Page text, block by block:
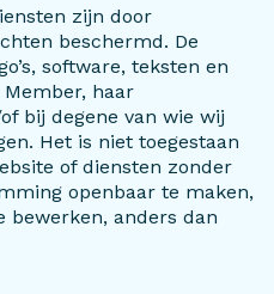
zijn door
beschermd. De
software, teksten en
haar
bij degene van wie wij
Het is niet toegestaan
of diensten zonder
openbaar te maken,
bewerken, anders dan